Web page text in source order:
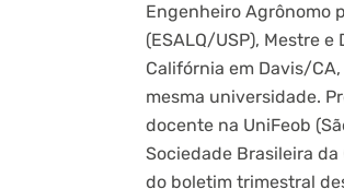
Engenheiro Agrônomo
(ESALQ/USP), Mestre
Califórnia em Davis/
mesma universidade.
docente na UniFeob
Sociedade Brasileira
do boletim trimestral